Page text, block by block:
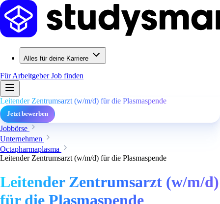
Alles für deine Karriere
Für ArbeitgeberJob finden
Leitender Zentrumsarzt (w/m/d) für die Plasmaspende
Jetzt bewerben
Jobbörse
Unternehmen
Octapharmaplasma
Leitender Zentrumsarzt (w/m/d) für die Plasmaspende
Leitender Zentrumsarzt (w/m/d)
für die Plasmaspende